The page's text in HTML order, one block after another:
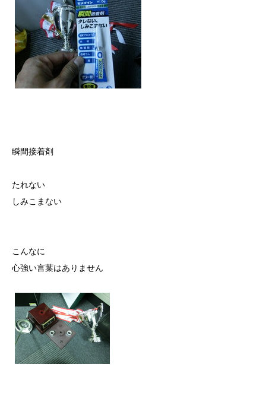
瞬間接着剤
たれない
しみこまない
こんなに
心強い言葉はありません